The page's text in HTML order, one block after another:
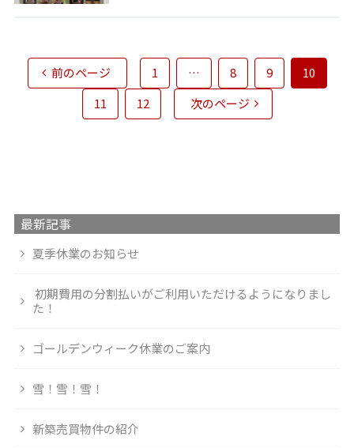
前のページ 1 … 8 9
10
11
12 次のページ
最新記事
夏季休業のお知らせ
初期費用の分割払いがご利用いただけるようになりまし
た！
ゴールデンウィーク休業のご案内
雪！雪！雪！
新築売買物件の紹介